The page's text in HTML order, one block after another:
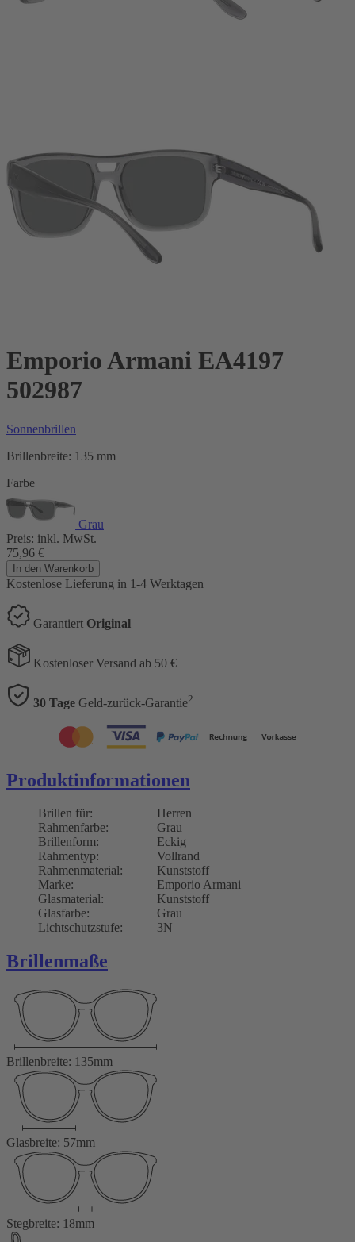
Emporio Armani EA4197
502987
Sonnenbrillen
Brillenbreite: 135 mm
Farbe
Grau
Preis: inkl. MwSt.
75,96 €
In den Warenkorb
Kostenlose Lieferung in 1-4 Werktagen
Garantiert Original
Kostenloser Versand ab 50 €
30 Tage Geld-zurück-Garantie2
Produktinformationen
Brillen für:
Herren
Rahmenfarbe:
Grau
Brillenform:
Eckig
Rahmentyp:
Vollrand
Rahmenmaterial:
Kunststoff
Marke:
Emporio Armani
Glasmaterial:
Kunststoff
Glasfarbe:
Grau
Lichtschutzstufe:
3N
Brillenmaße
Brillenbreite: 135mm
Glasbreite: 57mm
Stegbreite: 18mm